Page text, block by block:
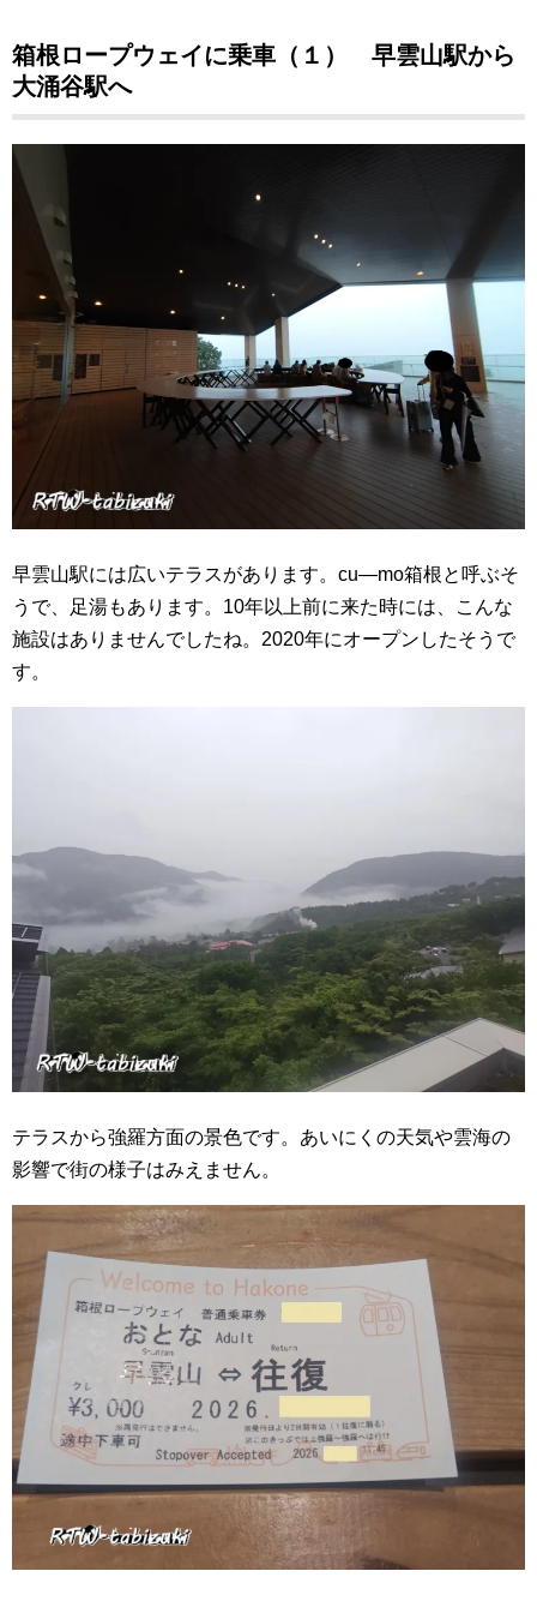
箱根ロープウェイに乗車（１） 早雲山駅から
大涌谷駅へ
早雲山駅には広いテラスがあります。cu―mo箱根と呼ぶそ
うで、足湯もあります。10年以上前に来た時には、こんな
施設はありませんでしたね。2020年にオープンしたそうで
す。
テラスから強羅方面の景色です。あいにくの天気や雲海の
影響で街の様子はみえません。